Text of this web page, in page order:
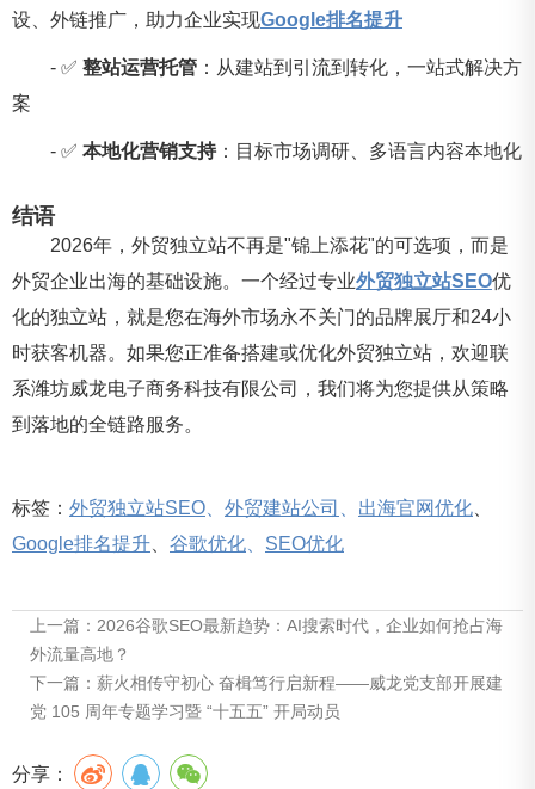
设、外链推广，助力企业实现Google排名提升
- ✅ 整站运营托管 ：从建站到引流到转化，一站式解决方
案
- ✅ 本地化营销支持：目标市场调研、多语言内容本地化
结语
2026年，外贸独立站不再是"锦上添花"的可选项，而是
外贸企业出海的基础设施。一个经过专业外贸独立站SEO优
化的独立站，就是您在海外市场永不关门的品牌展厅和24小
时获客机器。如果您正准备搭建或优化外贸独立站，欢迎联
系潍坊威龙电子商务科技有限公司，我们将为您提供从策略
到落地的全链路服务。
标签： 外贸独立站SEO 外贸建站公司 出海官网优化
Google排名提升
谷歌优化 SEO优化
上一篇： 2026谷歌SEO最新趋势：AI搜索时代，企业如何抢占海
外流量高地？
下一篇： 薪火相传守初心 奋楫笃行启新程——威龙党支部开展建
党 105 周年专题学习暨 “十五五” 开局动员
分享：